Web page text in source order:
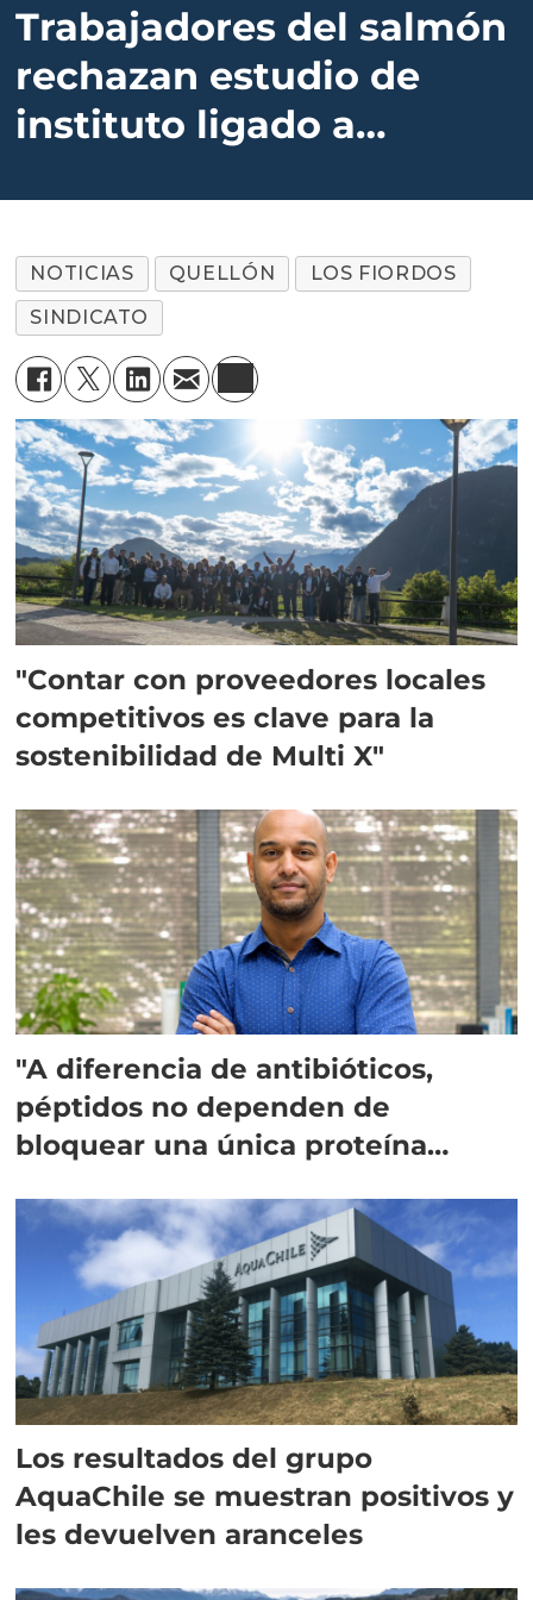
Trabajadores del salmón
rechazan estudio de
instituto ligado a
NOTICIAS QUELLÓN
LOS FIORDOS
SINDICATO
"Contar con proveedores locales
competitivos es clave para la
sostenibilidad de Multi X"
"A diferencia de antibióticos,
péptidos no dependen de
bloquear una única proteína
Los resultados del grupo
AquaChile se muestran positivos y
les devuelven aranceles